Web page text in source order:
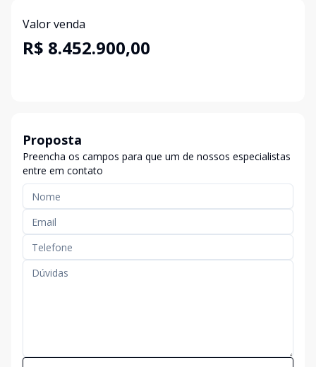
Valor venda
R$ 8.452.900,00
Proposta
Preencha os campos para que um de nossos especialistas
entre em contato